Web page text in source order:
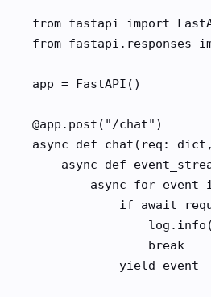
from fastapi import
from fastapi.responses
app = FastAPI()
@app.post("/chat")
async def chat(req:
async def
async for event
if await
                break
            yield event